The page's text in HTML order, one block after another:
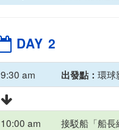
DAY 2
9:30 am 出發點：環球
10:00 am 接駁船「船